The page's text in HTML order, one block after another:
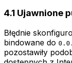
4.1 Ujawnione
Błędnie
bindowane do
pozostawiły